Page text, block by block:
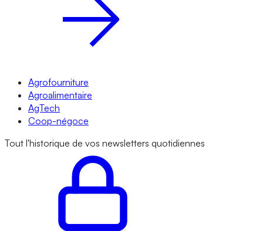
Agrofourniture
Agroalimentaire
AgTech
Coop-négoce
Tout l'historique de vos newsletters quotidiennes